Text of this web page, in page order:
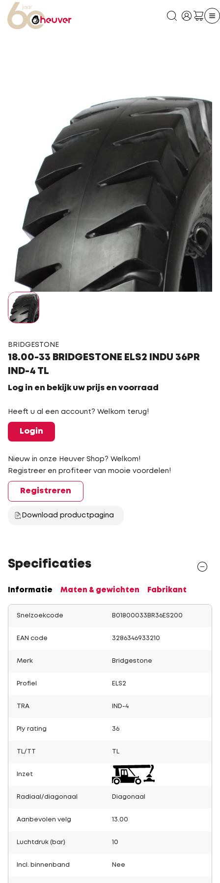
BRIDGESTONE
18.00-33 BRIDGESTONE ELS2 INDU 36PR
IND-4 TL
Log in en bekijk uw prijs en voorraad
Heeft u al een account? Welkom terug!
Login
Nieuw in onze Heuver Shop? Welkom!
Registreer en profiteer van mooie voordelen!
Registreren
Download productpagina
Specificaties
Informatie Maten & gewichten Fabrikant
Snelzoekcode B01800033BR36ES200
EAN code 3286346933210
Merk Bridgestone
Profiel ELS2
TRA IND-4
Ply rating 36
TL/TT
Inzet
Radiaal/diagonaal Diagonaal
Aanbevolen velg 13.00
Luchtdruk (bar) 10
Incl. binnenband Nee